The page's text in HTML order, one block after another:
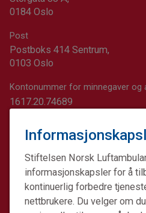
Stiftelsen Norsk
informasjonskapsler for å
kontinuerlig forbedre
nettbrukere. Du velger om
0184 Oslo
Post
Postboks 414 Sentrum,
0103 Oslo
Kontonummer for minnegaver og
1617.20.74689